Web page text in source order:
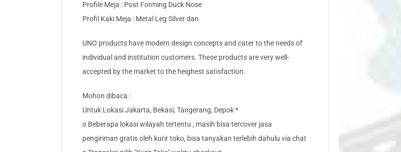
Profile Meja : Post Forming Duck Nose
Profil Kaki Meja : Metal Leg Silver dan
UNO products have modern design concepts and cater to the needs of
individual and institution customers. These products are very well-
accepted by the market to the heighest satisfaction.
Mohon dibaca :
Untuk Lokasi Jakarta, Bekasi, Tangerang, Depok *
o Beberapa lokasi wilayah tertentu , masih bisa tercover jasa
pengiriman gratis oleh kurir toko, bisa tanyakan terlebih dahulu via chat